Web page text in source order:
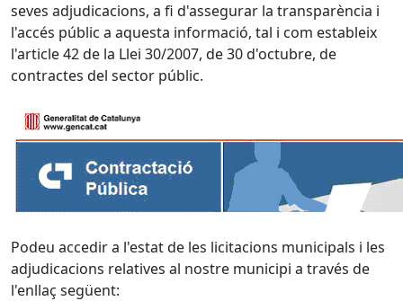
seves adjudicacions, a fi d'assegurar la transparència i
l'accés públic a aquesta informació, tal i com estableix
l'article 42 de la Llei 30/2007, de 30 d'octubre, de
contractes del sector públic.
Podeu accedir a l'estat de les licitacions municipals i les
adjudicacions relatives al nostre municipi a través de
l'enllaç següent: